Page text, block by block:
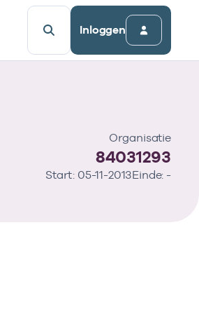
Inloggen
Organisatie
84031293
Start: 05-11-2013Einde: -